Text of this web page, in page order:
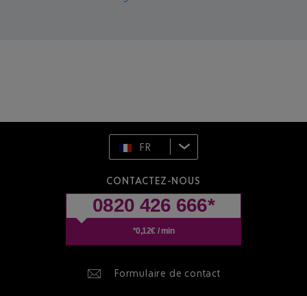
FR
CONTACTEZ-NOUS
0820 426 666*
*0,12€ / min
Formulaire de contact